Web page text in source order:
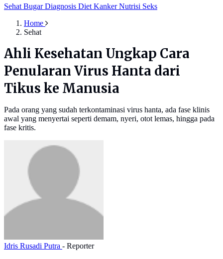
Sehat BugarDiagnosis Diet KankerNutrisi Seks
Home
Sehat
Ahli Kesehatan Ungkap Cara
Penularan Virus Hanta dari
Tikus ke Manusia
Pada orang yang sudah terkontaminasi virus hanta, ada fase klinis
awal yang menyertai seperti demam, nyeri, otot lemas, hingga pada
fase kritis.
Idris Rusadi Putra - Reporter